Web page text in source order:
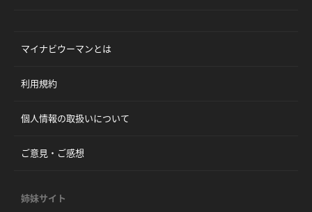
マイナビウーマンとは
利用規約
個人情報の取扱いについて
ご意見・ご感想
姉妹サイト